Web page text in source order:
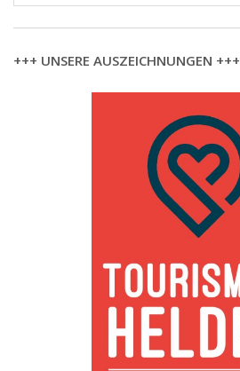
+++ UNSERE AUSZEICHNUNGEN +++